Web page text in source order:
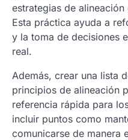
estrategias de
Esta práctica ayuda a
y la toma de decisiones
real.
Además, crear una lista
principios de alineación
referencia rápida para
incluir puntos como
comunicarse de manera